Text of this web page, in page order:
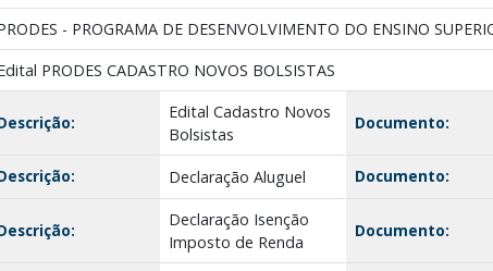
- PROGRAMA DE DESENVOLVIMENTO DO ENSINO
PRODES CADASTRO NOVOS BOLSISTAS
Edital Cadastro Novos
Bolsistas
Documento:
Declaração Aluguel Documento:
Declaração Isenção
Imposto de Renda
Documento: